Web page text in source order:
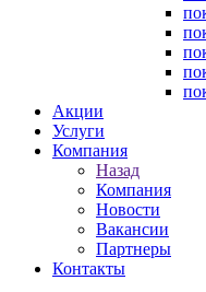
Акции
Услуги
Компания
Назад
Компания
Новости
Вакансии
Партнеры
Контакты